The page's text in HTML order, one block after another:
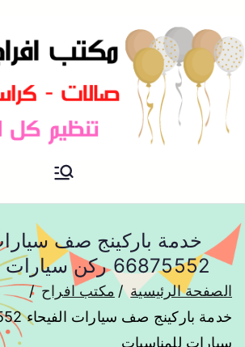
مكتب
خدمة باركينج صف
66875552 ركن سيارات للمناسبات
الصفحة الرئيسية
مكتب افراح
سيارات للمناسبات